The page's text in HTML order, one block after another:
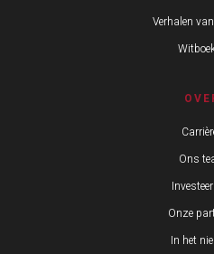
Verhalen
Ons
Onze
In het